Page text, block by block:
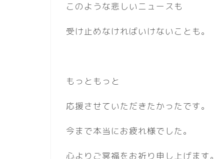
このような悲しいニュースも
受け止めなければいけないことも。
もっともっと
応援させていただきたかったです。
今まで本当にお疲れ様でした。
心よりご冥福をお祈り申し上げます。